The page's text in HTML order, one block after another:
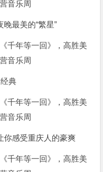
最美的“繁星”
典
感受重庆人的豪爽